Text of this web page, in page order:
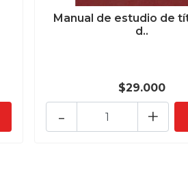
Manual de estudio de
d..
$29.000
+
-